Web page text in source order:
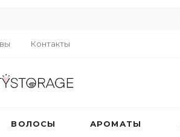
Контакты
ВОЛОСЫ АРОМАТЫ